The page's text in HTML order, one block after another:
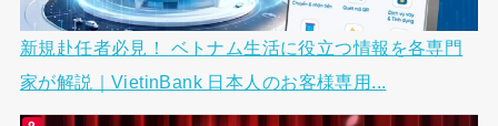
新規赴任者必見！ ベトナム生活に役立つ情報を各専門
家が解説｜VietinBank 日本人のお客様専用...